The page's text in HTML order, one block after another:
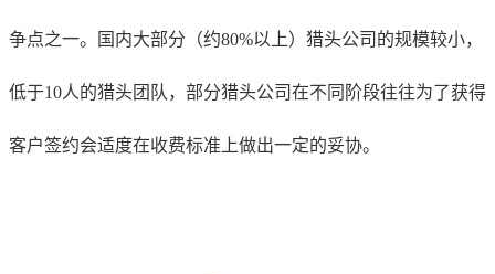
争点之一。国内大部分（约80%以上）猎头公司的规模较小，
低于10人的猎头团队，部分猎头公司在不同阶段往往为了获得
客户签约会适度在收费标准上做出一定的妥协。